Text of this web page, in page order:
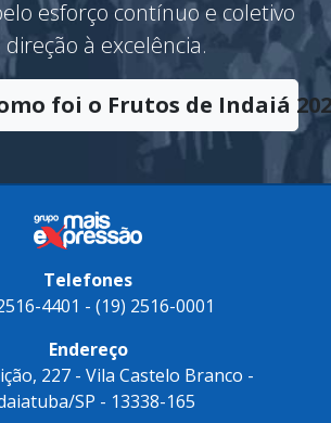
Frutos de Indaiá tem o
de sucesso e vitória. Uma
esforço contínuo e coletivo
à excelência.
foi o Frutos de Indaiá
Telefones
4401 - (19) 2516-0001